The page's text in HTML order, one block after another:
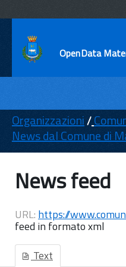
OpenData
ENTI
TEMI
INFORMAZIONI
Organizzazioni
News dal Comune di
News feed
URL: https://
feed in formato xml
Text